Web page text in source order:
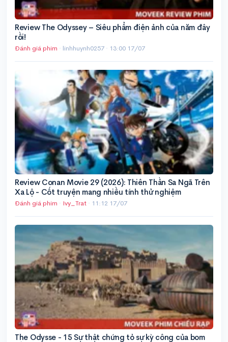
Review The Odyssey – Siêu phẩm điện ảnh của năm đây
rồi!
Đánh giá phim · linhhuynh0257 · 13:00 17/07
Review Conan Movie 29 (2026): Thiên Thần Sa Ngã Trên
Xa Lộ - Cốt truyện mang nhiều tính thử nghiệm
Đánh giá phim · Ivy_Trat · 11:12 17/07
The Odysse - 15 Sự thật chứng tỏ sự kỳ công của bom